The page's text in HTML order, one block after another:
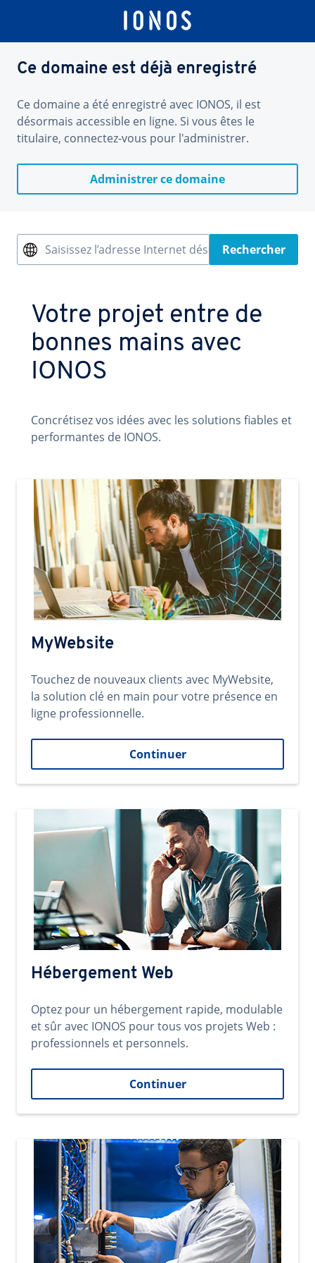
Ce domaine est déjà enregistré
Ce domaine a été enregistré avec IONOS, il est
désormais accessible en ligne. Si vous êtes le
titulaire, connectez-vous pour l'administrer.
Administrer ce domaine
Saisissez l’adresse Internet désiréeRechercher
Votre projet entre de
bonnes mains avec
IONOS
Concrétisez vos idées avec les solutions fiables et
performantes de IONOS.
MyWebsite
Touchez de nouveaux clients avec MyWebsite,
la solution clé en main pour votre présence en
ligne professionnelle.
Continuer
Hébergement Web
Optez pour un hébergement rapide, modulable
et sûr avec IONOS pour tous vos projets Web :
professionnels et personnels.
Continuer